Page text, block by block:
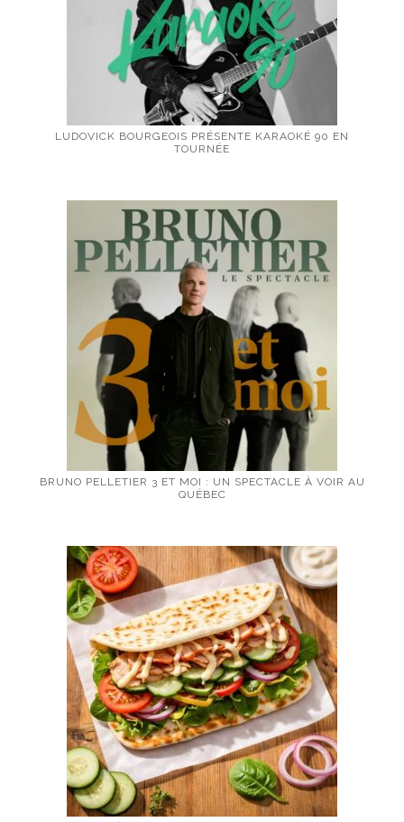
LUDOVICK BOURGEOIS PRÉSENTE KARAOKÉ 90 EN
TOURNÉE
BRUNO PELLETIER 3 ET MOI : UN SPECTACLE À VOIR AU
QUÉBEC